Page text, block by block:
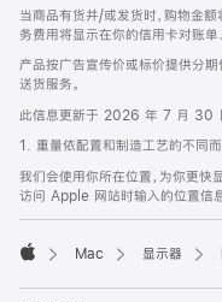
当商品有货并/或发货时，购物金
务费用将显示在你的信用卡对账单
产品按广告宣传价或标价提供分期
送货服务。
此信息更新于 2026 年 7 月 30
1. 重量依配置和制造工艺的不同而
我们会使用你所在位置，为你更快
访问 Apple 网站时输入的位置信息
Mac 显示器